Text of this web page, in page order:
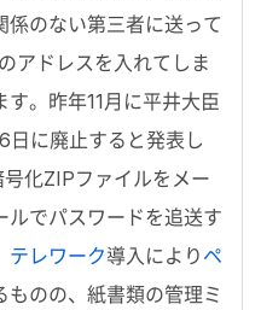
係のない第三者に送って
アドレスを入れてしま
。昨年11月に平井大臣
日に廃止すると発表し
号化ZIP​ファイルをメー
ルでパスワードを追送す
テレワーク導入により ペ
ものの、紙書類の管理ミ